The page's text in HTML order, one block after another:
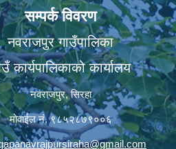
सम्पर्क विवरण
नवराजपुर गाउँपालिका
कार्यपालिकाको कार्यालय
नवराजपुर, सिरहा
मोवाईल नं. ९८५२८७९००६